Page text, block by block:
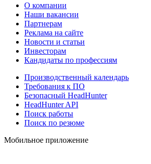
О компании
Наши вакансии
Партнерам
Реклама на сайте
Новости и статьи
Инвесторам
Кандидаты по профессиям
Производственный календарь
Требования к ПО
Безопасный HeadHunter
HeadHunter API
Поиск работы
Поиск по резюме
Мобильное приложение